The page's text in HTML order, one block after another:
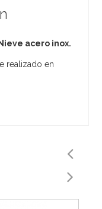
acero inox.
realizado en